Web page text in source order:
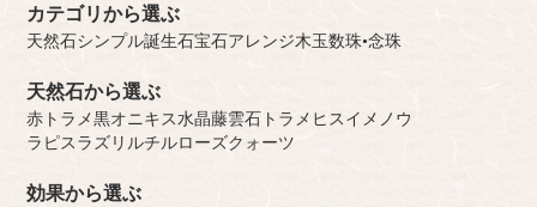
カテゴリから選ぶ
天然石シンプル誕生石宝石アレンジ木玉数珠•念珠
天然石から選ぶ
赤トラメ黒オニキス水晶藤雲石 トラメ ヒスイ メノウ
ラピスラズリ ルチルローズクォーツ
効果から選ぶ